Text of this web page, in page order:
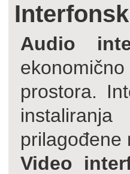
Audio
prostora.
prilagođene
Video